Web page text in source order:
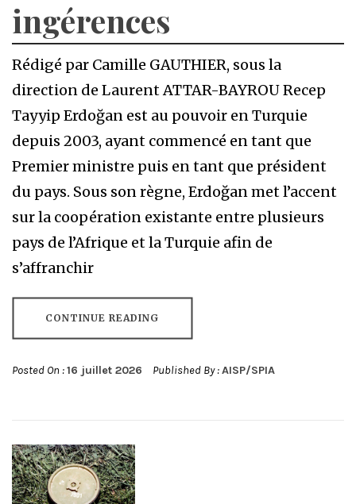
ingérences
Rédigé par Camille GAUTHIER, sous la
direction de Laurent ATTAR-BAYROU Recep
Tayyip Erdoğan est au pouvoir en Turquie
depuis 2003, ayant commencé en tant que
Premier ministre puis en tant que président
du pays. Sous son règne, Erdoğan met l’accent
sur la coopération existante entre plusieurs
pays de l’Afrique et la Turquie afin de
s’affranchir
CONTINUE READING
Posted On :16 juillet 2026 Published By :AISP/SPIA